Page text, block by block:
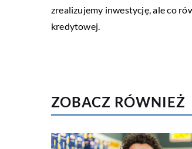
zrealizujemy inwestycję, ale co
kredytowej.
ZOBACZ RÓWNIEŻ